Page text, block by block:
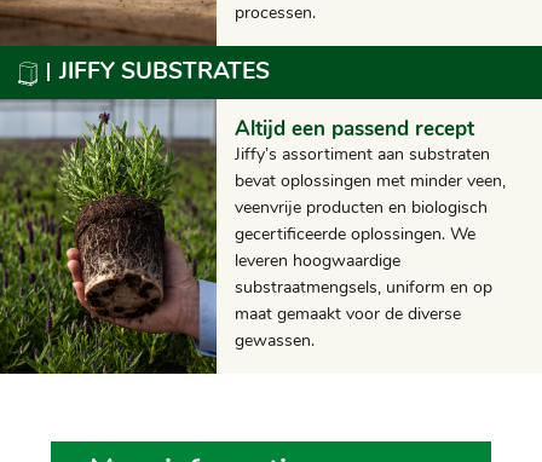
processen.
JIFFY SUBSTRATES
Altijd een passend recept
Jiffy’s assortiment aan substraten
bevat oplossingen met minder veen,
veenvrije producten en biologisch
gecertificeerde oplossingen. We
leveren hoogwaardige
substraatmengsels, uniform en op
maat gemaakt voor de diverse
gewassen.